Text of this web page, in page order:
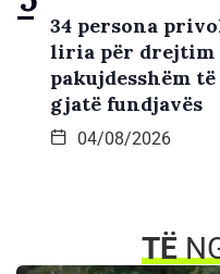
34 persona
liria për drejtim
pakujdesshëm
gjatë fundjavës
04/08/2026
TË